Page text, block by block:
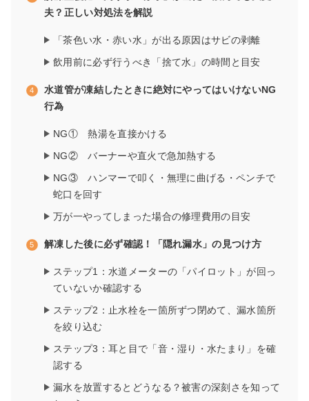
夫？正しい対処法を解説
「茶色い水・赤い水」が出る原因はサビの剥離
飲用前に必ず行うべき「捨て水」の時間と目安
水道管が凍結したときに絶対にやってはいけないNG
行為
NG① 熱湯を直接かける
NG② バーナーや直火で急加熱する
NG③ ハンマーで叩く・無理に曲げる・ペンチで
蛇口を回す
万が一やってしまった場合の修理費用の目安
解凍した後に必ず確認！「隠れ漏水」の見つけ方
ステップ1：水道メーターの「パイロット」が回っ
ていないか確認する
ステップ2：止水栓を一箇所ずつ閉めて、漏水箇所
を絞り込む
ステップ3：耳と目で「音・湿り・水たまり」を確
認する
漏水を放置するとどうなる？被害の深刻さを知って